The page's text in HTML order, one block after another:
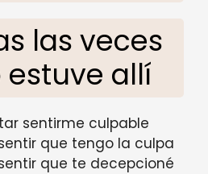
las veces
estuve allí
sentirme culpable
que tengo la culpa
que te decepcioné